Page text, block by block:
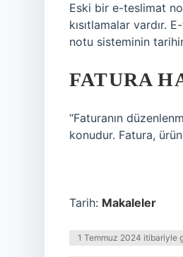
Eski bir e-teslimat
kısıtlamalar vardır.
notu sisteminin
FATURA
“Faturanın
konudur. Fatura,
Tarih: Makaleler
1 Temmuz 2024 itibariyle